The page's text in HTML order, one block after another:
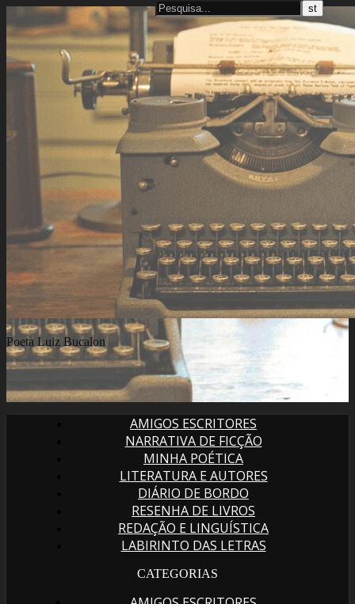
Poeta Luiz Bucalon
AMIGOS ESCRITORES
NARRATIVA DE FICÇÃO
MINHA POÉTICA
LITERATURA E AUTORES
DIÁRIO DE BORDO
RESENHA DE LIVROS
REDAÇÃO E LINGUÍSTICA
LABIRINTO DAS LETRAS
CATEGORIAS